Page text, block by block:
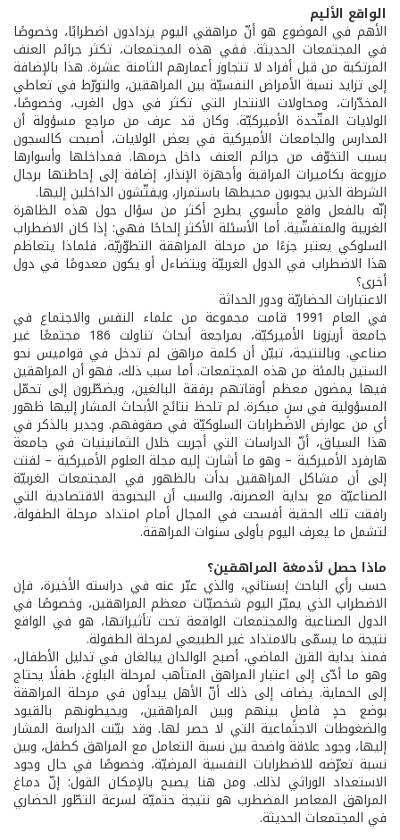
الواقع الأليم
الأهم في الموضوع هو أنّ مراهقي اليوم يزدادون اضطرابًا، وخصوصًا
في المجتمعات الحديثة. ففي هذه المجتمعات، تكثر جرائم العنف
المرتكبة من قبل أفراد لا تتجاوز أعمارهم الثامنة عشرة. هذا بالإضافة
إلى تزايد نسبة الأمراض النفسيّة بين المراهقين، والتورّط في تعاطي
المخدّرات، ومحاولات الانتحار التي تكثر في دول الغرب، وخصوصًا،
الولايات المتّحدة الأميركيّة. وكان قد عرف من مراجع مسؤولة أن
المدارس والجامعات الأميركية في بعض الولايات، أصبحت كالسجون
بسبب التخوّف من جرائم العنف داخل حرمها. فمداخلها وأسوارها
مزروعة بكاميرات المراقبة وأجهزة الإنذار، إضافة إلى إحاطتها برجال
الشرطة الذين يجوبون محيطها باستمرار، ويفتّشون الداخلين إليها.
إنّه بالفعل واقع مأسوي يطرح أكثر من سؤال حول هذه الظاهرة
الغريبة والمتفشّية. أما الأسئلة الأكثر إلحاحًا فهي: إذا كان الاضطراب
السلوكي يعتبر جزءًا من مرحلة المراهقة التطوّريّة، فلماذا يتعاظم
هذا الاضطراب في الدول الغربيّة ويتضاءل أو يكون معدومًا في دول
أخرى؟
الاعتبارات الحضاريّة ودور الحداثة
في العام 1991 قامت مجموعة من علماء النفس والاجتماع في
جامعة أريزونا الأميركيّة، بمراجعة أبحاث تناولت 186 مجتمعًا غير
صناعي. وبالنتيجة، تبيّن أن كلمة مراهق لم تدخل في قواميس نحو
الستين بالمئة من هذه المجتمعات. أما سبب ذلك، فهو أن المراهقين
فيها يمضون معظم أوقاتهم برفقة البالغين، ويضطّرون إلى تحمّل
المسؤولية في سنٍ مبكرة. لم تلحظ نتائج الأبحاث المشار إليها ظهور
أي من عوارض الاضطرابات السلوكيّة في صفوفهم. وجدير بالذكر في
هذا السياق، أنّ الدراسات التي أجريت خلال الثمانينيات في جامعة
هارفرد الأميركية – وهو ما أشارت إليه مجلة العلوم الأميركية – لفتت
إلى أن مشاكل المراهقين بدأت بالظهور في المجتمعات الغربيّة
الصناعيّة مع بداية العصرنة، والسبب أن البحبوحة الاقتصادية التي
رافقت تلك الحقبة أفسحت في المجال أمام امتداد مرحلة الطفولة،
لتشمل ما يعرف اليوم بأولى سنوات المراهقة.
ماذا حصل لأدمغة المراهقين؟
حسب رأي الباحث إبستاني، والذي عبّر عنه في دراسته الأخيرة، فإن
الاضطراب الذي يميّز اليوم شخصيّات معظم المراهقين، وخصوصًا في
الدول الصناعية والمجتمعات الواقعة تحت تأثيراتها، هو في الواقع
نتيجة ما يسمّى بالامتداد غير الطبيعي لمرحلة الطفولة.
فمنذ بداية القرن الماضي، أصبح الوالدان يبالغان في تدليل الأطفال،
وهو ما أدّى إلى اعتبار المراهق المتأهب لمرحلة البلوغ، طفلًا يحتاج
إلى الحماية. يضاف إلى ذلك أنّ الأهل يبدأون في مرحلة المراهقة
بوضع حدٍ فاصلٍ بينهم وبين المراهقين، ويحيطونهم بالقيود
والضغوطات الاجتماعية التي لا حصر لها. وقد بيّنت الدراسة المشار
إليها، وجود علاقة واضحة بين نسبة التعامل مع المراهق كطفل، وبين
نسبة تعرّضه للاضطرابات النفسية المرضيّة، وخصوصًا في حال وجود
الاستعداد الوراثي لذلك. ومن هنا يصبح بالإمكان القول: إنّ دماغ
المراهق المعاصر المضطرب هو نتيجة حتميّة لسرعة التطّور الحضاري
في المجتمعات الحديثة.